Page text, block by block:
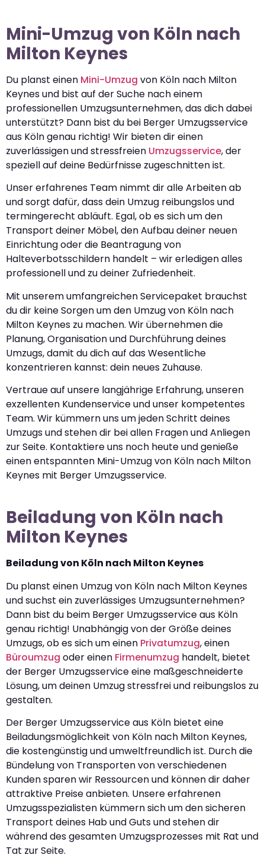
Mini-Umzug von Köln nach
Milton Keynes
Du planst einen Mini-Umzug von Köln nach Milton
Keynes und bist auf der Suche nach einem
professionellen Umzugsunternehmen, das dich dabei
unterstützt? Dann bist du bei Berger Umzugsservice
aus Köln genau richtig! Wir bieten dir einen
zuverlässigen und stressfreien Umzugsservice, der
speziell auf deine Bedürfnisse zugeschnitten ist.
Unser erfahrenes Team nimmt dir alle Arbeiten ab
und sorgt dafür, dass dein Umzug reibungslos und
termingerecht abläuft. Egal, ob es sich um den
Transport deiner Möbel, den Aufbau deiner neuen
Einrichtung oder die Beantragung von
Halteverbotsschildern handelt – wir erledigen alles
professionell und zu deiner Zufriedenheit.
Mit unserem umfangreichen Servicepaket brauchst
du dir keine Sorgen um den Umzug von Köln nach
Milton Keynes zu machen. Wir übernehmen die
Planung, Organisation und Durchführung deines
Umzugs, damit du dich auf das Wesentliche
konzentrieren kannst: dein neues Zuhause.
Vertraue auf unsere langjährige Erfahrung, unseren
exzellenten Kundenservice und unser kompetentes
Team. Wir kümmern uns um jeden Schritt deines
Umzugs und stehen dir bei allen Fragen und Anliegen
zur Seite. Kontaktiere uns noch heute und genieße
einen entspannten Mini-Umzug von Köln nach Milton
Keynes mit Berger Umzugsservice.
Beiladung von Köln nach
Milton Keynes
Beiladung von Köln nach Milton Keynes
Du planst einen Umzug von Köln nach Milton Keynes
und suchst ein zuverlässiges Umzugsunternehmen?
Dann bist du beim Berger Umzugsservice aus Köln
genau richtig! Unabhängig von der Größe deines
Umzugs, ob es sich um einen Privatumzug, einen
Büroumzug oder einen Firmenumzug handelt, bietet
der Berger Umzugsservice eine maßgeschneiderte
Lösung, um deinen Umzug stressfrei und reibungslos zu
gestalten.
Der Berger Umzugsservice aus Köln bietet eine
Beiladungsmöglichkeit von Köln nach Milton Keynes,
die kostengünstig und umweltfreundlich ist. Durch die
Bündelung von Transporten von verschiedenen
Kunden sparen wir Ressourcen und können dir daher
attraktive Preise anbieten. Unsere erfahrenen
Umzugsspezialisten kümmern sich um den sicheren
Transport deines Hab und Guts und stehen dir
während des gesamten Umzugsprozesses mit Rat und
Tat zur Seite.